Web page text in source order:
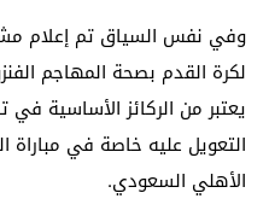
وفي نفس السياق تم إعلام
لكرة القدم بصحة المهاجم
يعتبر من الركائز الأساسية
التعويل عليه خاصة في مباراة
الأهلي السعودي.